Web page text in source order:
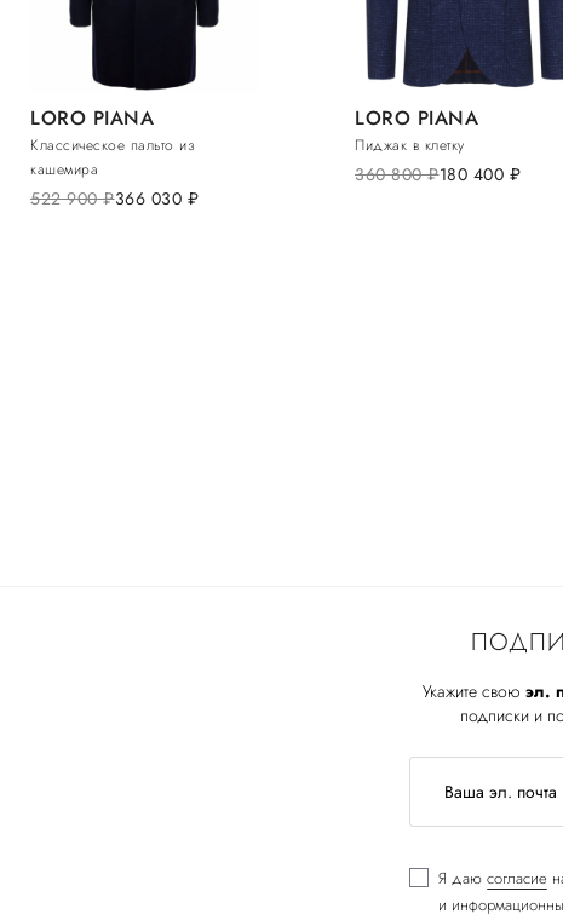
LORO PIANA
Классическое пальто из
кашемира
522 900руб.366 030 руб.
LORO PIANA
Пиджак в клетку
360 800руб.180 400 руб.
Укажите свою эл.
подписки и
Я даю согласие
и